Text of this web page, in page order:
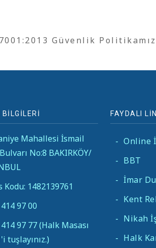
Güvenlik Politikamız
Mahallesi İsmail
No:8 BAKIRKÖY/
Kodu: 1482139761
97 00
97 77 (Halk Masası
tuşlayınız.)
FAYDALI
- Online
- BBT
- İmar
- Kent
- Nikah
- Halk